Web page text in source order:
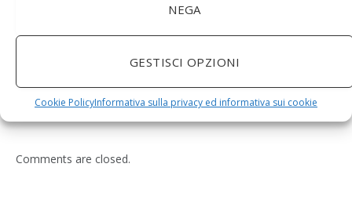
NEGA
GESTISCI OPZIONI
Cookie PolicyInformativa sulla privacy ed informativa sui cookie
BuoQua Estrattore di Succo Manuale per Le Erbe di
Grano Spremi Frutta Verdura Estrattore di Succo
Professionale
Comments are closed.